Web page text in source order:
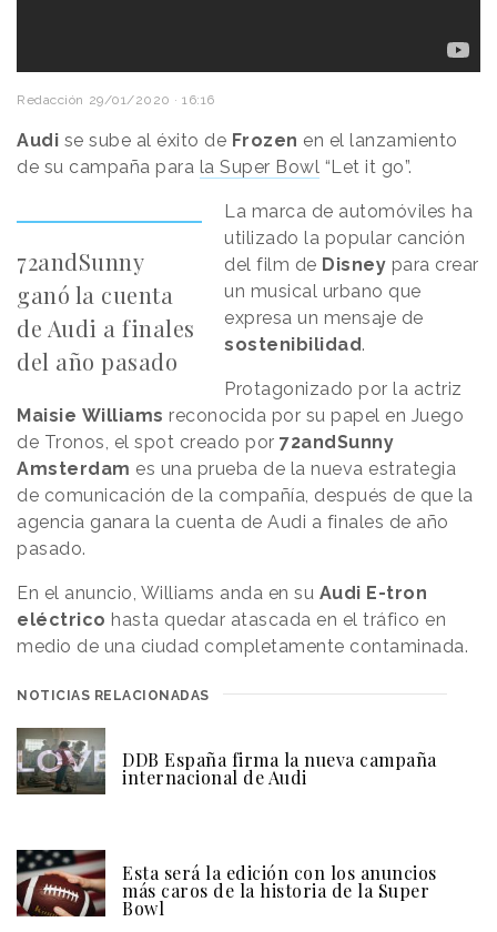
Redacción 29/01/2020 · 16:16
Audi se sube al éxito de Frozen en el lanzamiento
de su campaña para la Super Bowl “Let it go”.
72andSunny
ganó la cuenta
de Audi a finales
del año pasado
La marca de automóviles ha
utilizado la popular canción
del film de Disney para crear
un musical urbano que
expresa un mensaje de
sostenibilidad.
Protagonizado por la actriz
Maisie Williams reconocida por su papel en Juego
de Tronos, el spot creado por 72andSunny
Amsterdam es una prueba de la nueva estrategia
de comunicación de la compañía, después de que la
agencia ganara la cuenta de Audi a finales de año
pasado.
En el anuncio, Williams anda en su Audi E-tron
eléctrico hasta quedar atascada en el tráfico en
medio de una ciudad completamente contaminada.
NOTICIAS RELACIONADAS
DDB España firma la nueva campaña
internacional de Audi
Esta será la edición con los anuncios
más caros de la historia de la Super
Bowl